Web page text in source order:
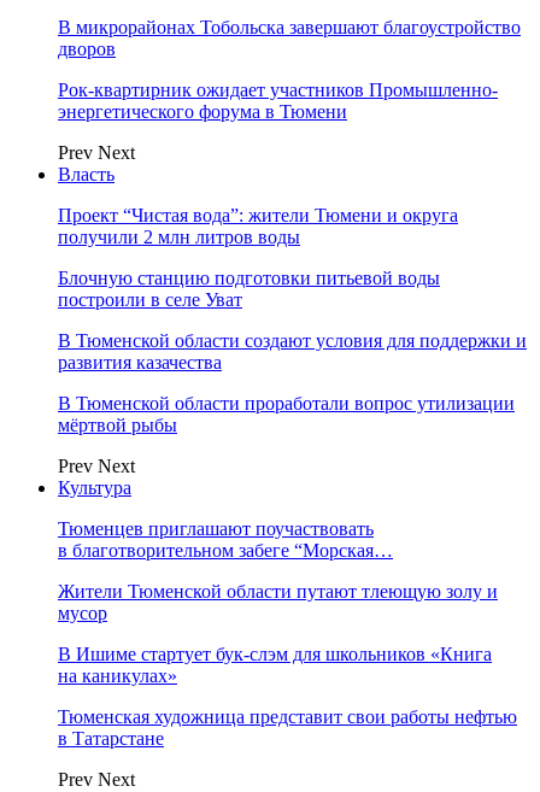
В микрорайонах Тобольска завершают благоустройство
дворов
Рок-квартирник ожидает участников Промышленно-
энергетического форума в Тюмени
Prev Next
Власть
Проект “Чистая вода”: жители Тюмени и округа
получили 2 млн литров воды
Блочную станцию подготовки питьевой воды
построили в селе Уват
В Тюменской области создают условия для поддержки и
развития казачества
В Тюменской области проработали вопрос утилизации
мёртвой рыбы
Prev Next
Культура
Тюменцев приглашают поучаствовать
в благотворительном забеге “Морская…
Жители Тюменской области путают тлеющую золу и
мусор
В Ишиме стартует бук-слэм для школьников «Книга
на каникулах»
Тюменская художница представит свои работы нефтью
в Татарстане
Prev Next